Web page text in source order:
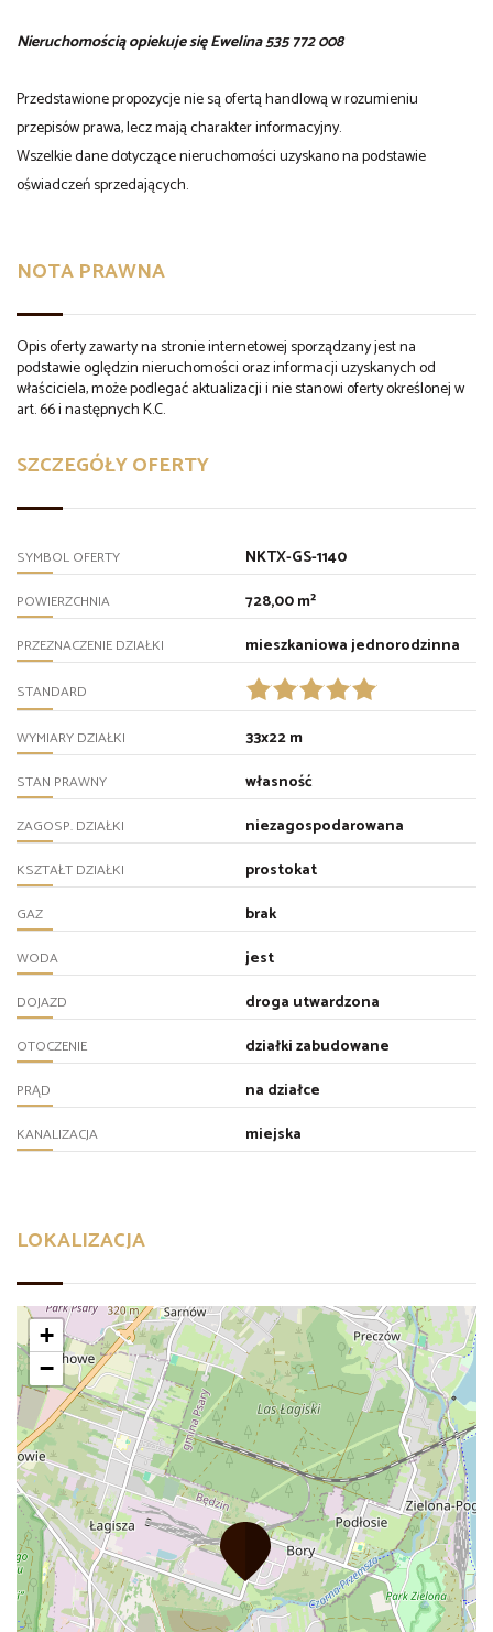
Nieruchomością opiekuje się Ewelina 535 772 008
Przedstawione propozycje nie są ofertą handlową w rozumieniu
przepisów prawa, lecz mają charakter informacyjny.
Wszelkie dane dotyczące nieruchomości uzyskano na podstawie
oświadczeń sprzedających.
NOTA PRAWNA
Opis oferty zawarty na stronie internetowej sporządzany jest na
podstawie oględzin nieruchomości oraz informacji uzyskanych od
właściciela, może podlegać aktualizacji i nie stanowi oferty określonej w
art. 66 i następnych K.C.
SZCZEGÓŁY OFERTY
SYMBOL OFERTY NKTX-GS-1140
POWIERZCHNIA 728,00 m²
PRZEZNACZENIE DZIAŁKI mieszkaniowa jednorodzinna
STANDARD
WYMIARY DZIAŁKI 33x22 m
STAN PRAWNY własność
ZAGOSP. DZIAŁKI niezagospodarowana
KSZTAŁT DZIAŁKI prostokat
GAZ brak
WODA jest
DOJAZD droga utwardzona
OTOCZENIE działki zabudowane
PRĄD na działce
KANALIZACJA miejska
LOKALIZACJA
+
−